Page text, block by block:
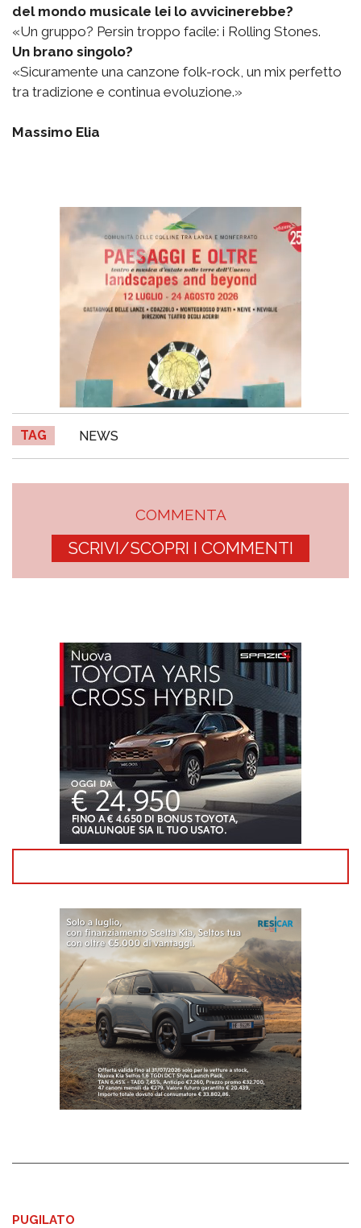
del mondo musicale lei lo avvicinerebbe?
«Un gruppo? Persin troppo facile: i Rolling Stones.
Un brano singolo?
«Sicuramente una canzone folk-rock, un mix perfetto
tra tradizione e continua evoluzione.»
Massimo Elia
TAG NEWS
COMMENTA
SCRIVI/SCOPRI I COMMENTI
PUGILATO